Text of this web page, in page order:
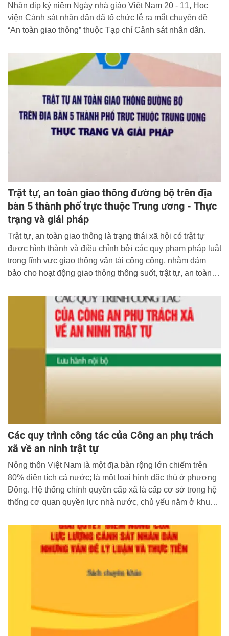
Nhân dịp kỷ niệm Ngày nhà giáo Việt Nam 20 - 11, Học
viện Cảnh sát nhân dân đã tổ chức lễ ra mắt chuyên đề
“An toàn giao thông” thuộc Tạp chí Cảnh sát nhân dân.
Trật tự, an toàn giao thông đường bộ trên địa
bàn 5 thành phố trực thuộc Trung ương - Thực
trạng và giải pháp
Trật tự, an toàn giao thông là trạng thái xã hội có trật tự
được hình thành và điều chỉnh bởi các quy phạm pháp luật
trong lĩnh vực giao thông vận tải công cộng, nhằm đảm
bảo cho hoạt động giao thông thông suốt, trật tự, an toàn,
Các quy trình công tác của Công an phụ trách
xã về an ninh trật tự
Nông thôn Việt Nam là một địa bàn rộng lớn chiếm trên
80% diện tích cả nước; là một loại hình đặc thù ở phương
Đông. Hệ thống chính quyền cấp xã là cấp cơ sở trong hệ
thống cơ quan quyền lực nhà nước, chủ yếu nằm ở khu